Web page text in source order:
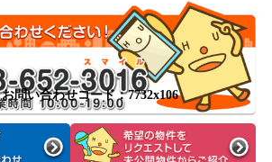
お問い合わせコード：7732x106